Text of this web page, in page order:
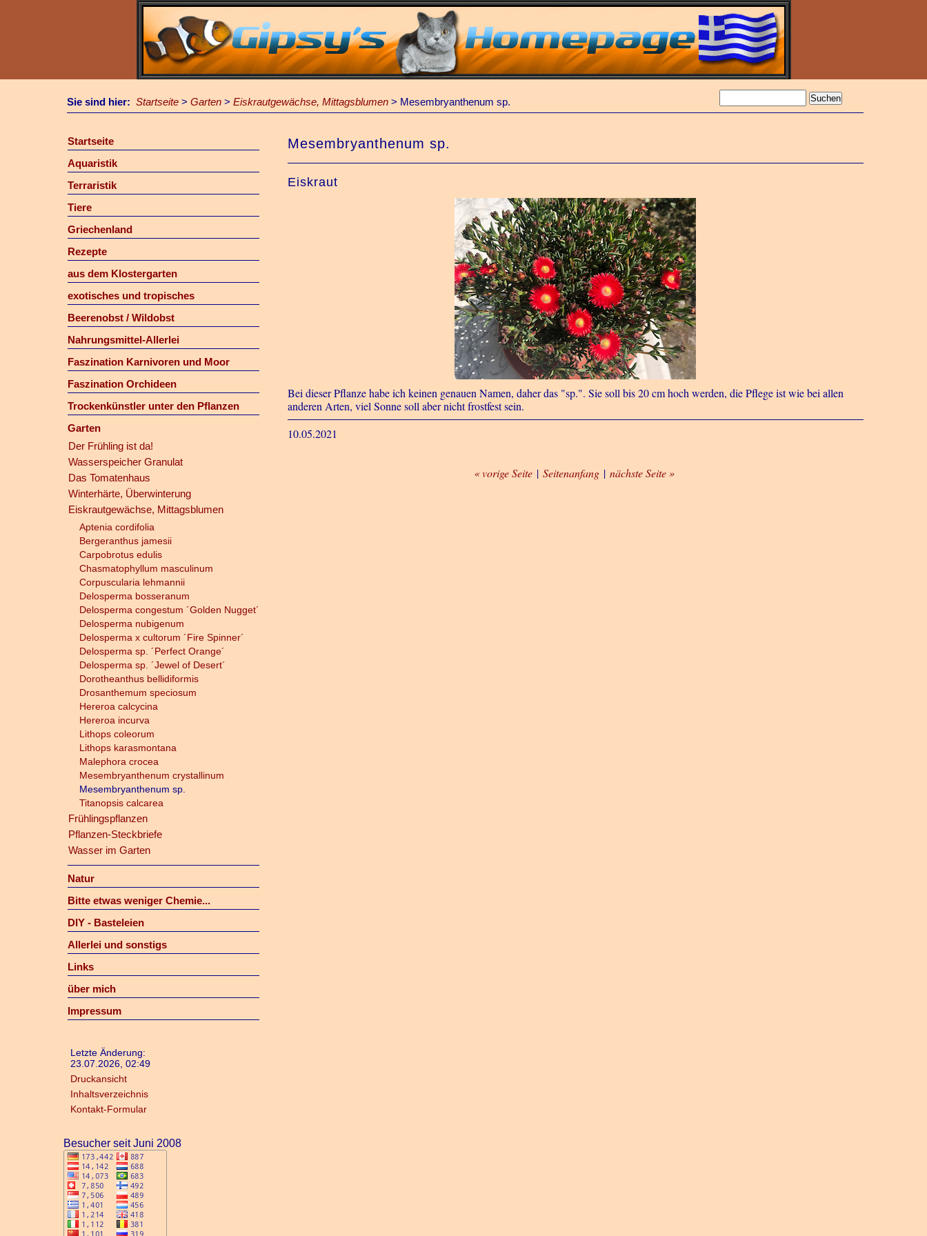
Sie sind hier: Startseite > Garten > Eiskrautgewächse, Mittagsblumen > Mesembryanthenum sp.
Startseite
Aquaristik
Terraristik
Tiere
Griechenland
Rezepte
aus dem Klostergarten
exotisches und tropisches
Beerenobst / Wildobst
Nahrungsmittel-Allerlei
Faszination Karnivoren und Moor
Faszination Orchideen
Trockenkünstler unter den Pflanzen
Garten
Der Frühling ist da!
Wasserspeicher Granulat
Das Tomatenhaus
Winterhärte, Überwinterung
Eiskrautgewächse, Mittagsblumen
Aptenia cordifolia
Bergeranthus jamesii
Carpobrotus edulis
Chasmatophyllum masculinum
Corpuscularia lehmannii
Delosperma bosseranum
Delosperma congestum ´Golden Nugget´
Delosperma nubigenum
Delosperma x cultorum ´Fire Spinner´
Delosperma sp. ´Perfect Orange´
Delosperma sp. ´Jewel of Desert´
Dorotheanthus bellidiformis
Drosanthemum speciosum
Hereroa calcycina
Hereroa incurva
Lithops coleorum
Lithops karasmontana
Malephora crocea
Mesembryanthenum crystallinum
Mesembryanthenum sp.
Titanopsis calcarea
Frühlingspflanzen
Pflanzen-Steckbriefe
Wasser im Garten
Natur
Bitte etwas weniger Chemie...
DIY - Basteleien
Allerlei und sonstigs
Links
über mich
Impressum
Letzte Änderung:
23.07.2026, 02:49
Druckansicht
Inhaltsverzeichnis
Kontakt-Formular
Besucher seit Juni 2008
Mesembryanthenum sp.
Eiskraut
Bei dieser Pflanze habe ich keinen genauen Namen, daher das "sp.". Sie soll bis 20 cm hoch werden, die Pflege ist wie bei allen
anderen Arten, viel Sonne soll aber nicht frostfest sein.
10.05.2021
« vorige Seite | Seitenanfang | nächste Seite »